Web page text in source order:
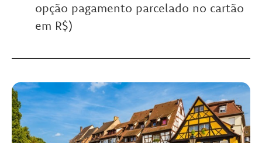
opção pagamento parcelado no cartão
em R$)